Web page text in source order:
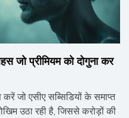
जो प्रीमियम को दोगुना कर
जो एसीए सब्सिडियों के समाप्त
उठा रही है, जिससे करोड़ों की